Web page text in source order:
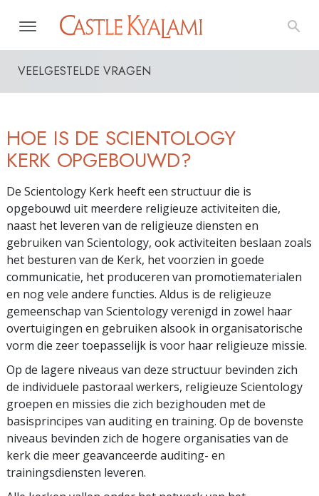
VEELGESTELDE VRAGEN
HOE IS DE SCIENTOLOGY
KERK OPGEBOUWD?
De Scientology Kerk heeft een structuur die is
opgebouwd uit meerdere religieuze activiteiten die,
naast het leveren van de religieuze diensten en
gebruiken van Scientology, ook activiteiten beslaan zoals
het besturen van de Kerk, het voorzien in goede
communicatie, het produceren van promotiematerialen
en nog vele andere functies. Aldus is de religieuze
gemeenschap van Scientology verenigd in zowel haar
overtuigingen en gebruiken alsook in organisatorische
vorm die zeer toepasselijk is voor haar religieuze missie.
Op de lagere niveaus van deze structuur bevinden zich
de individuele pastoraal werkers, religieuze Scientology
groepen en missies die zich bezighouden met de
basisprincipes van auditing en training. Op de bovenste
niveaus bevinden zich de hogere organisaties van de
kerk die meer geavanceerde auditing- en
trainingsdiensten leveren.